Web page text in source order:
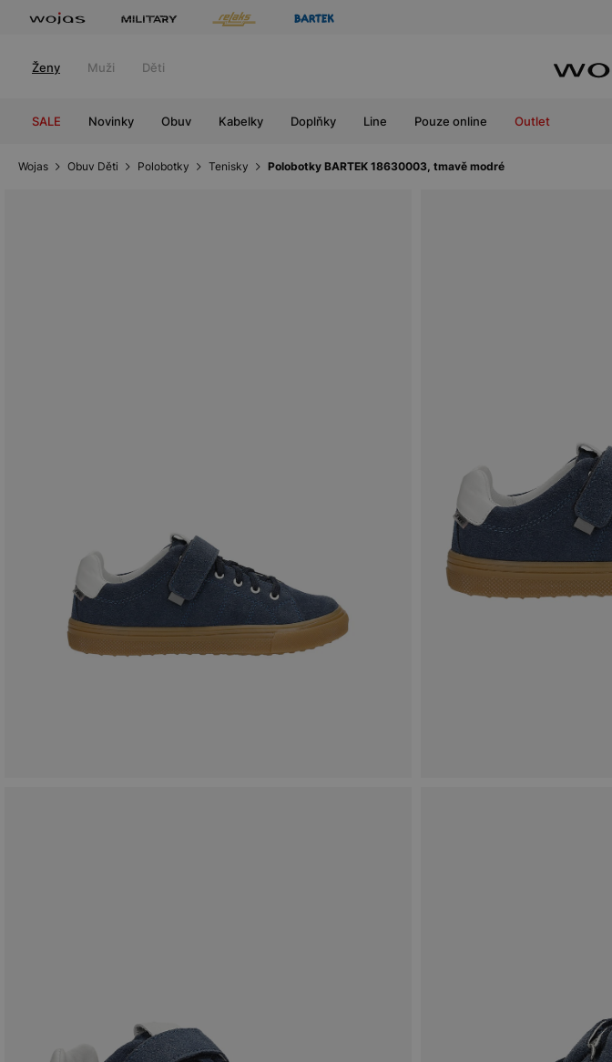
Ženy Muži Děti
SALE Novinky Obuv Kabelky Doplňky Line Pouze online Outlet
Wojas Obuv Děti Polobotky Tenisky Polobotky BARTEK 18630003, tmavě modré